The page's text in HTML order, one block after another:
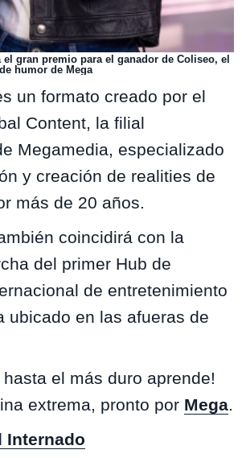
gran premio para el ganador de Coliseo, el
humor de Mega
un formato creado por el
Content, la filial
Megamedia, especializado
y creación de realities de
más de 20 años.
coincidirá con la
del primer Hub de
de entretenimiento
ubicado en las afueras de
hasta el más duro aprende!
extrema, pronto por Mega.
Internado